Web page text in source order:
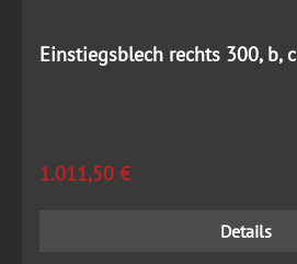
Einstiegsblech rechts 300, b, c
Regulärer Preis:
1.011,50 €
Details